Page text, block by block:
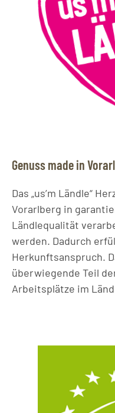
Genuss made in
Das „us’m Ländle“
Vorarlberg in
Ländlequalität
werden. Dadurch
Herkunftsanspruch.
überwiegende Teil
Arbeitsplätze im